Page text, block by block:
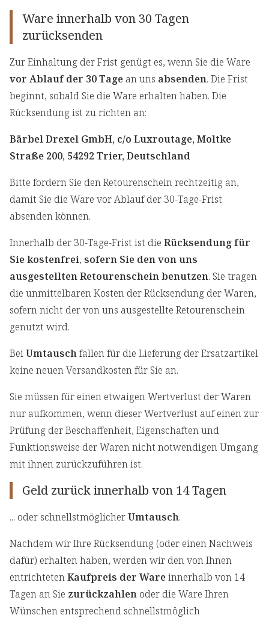
Ware innerhalb von 30 Tagen
zurücksenden
Zur Einhaltung der Frist genügt es, wenn Sie die Ware
vor Ablauf der 30 Tage an uns absenden. Die Frist
beginnt, sobald Sie die Ware erhalten haben. Die
Rücksendung ist zu richten an:
Bärbel Drexel GmbH, c/o Luxroutage, Moltke
Straße 200, 54292 Trier, Deutschland
Bitte fordern Sie den Retourenschein rechtzeitig an,
damit Sie die Ware vor Ablauf der 30-Tage-Frist
absenden können.
Innerhalb der 30-Tage-Frist ist die Rücksendung für
Sie kostenfrei, sofern Sie den von uns
ausgestellten Retourenschein benutzen. Sie tragen
die unmittelbaren Kosten der Rücksendung der Waren,
sofern nicht der von uns ausgestellte Retourenschein
genutzt wird.
BeiUmtauschfallen für die Lieferung der Ersatzartikel
keine neuen Versandkosten für Sie an.
Sie müssen für einen etwaigen Wertverlust der Waren
nur aufkommen, wenn dieser Wertverlust auf einen zur
Prüfung der Beschaffenheit, Eigenschaften und
Funktionsweise der Waren nicht notwendigen Umgang
mit ihnen zurückzuführen ist.
Geld zurück innerhalb von 14 Tagen
... oder schnellstmöglicherUmtausch.
Nachdem wir Ihre Rücksendung (oder einen Nachweis
dafür) erhalten haben, werden wir den von Ihnen
entrichtetenKaufpreis der Wareinnerhalb von 14
Tagen an Sie zurückzahlen oder die Ware Ihren
Wünschen entsprechend schnellstmöglich